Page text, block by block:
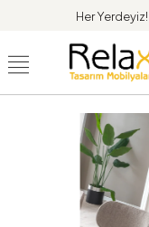
Her Yerdeyiz!